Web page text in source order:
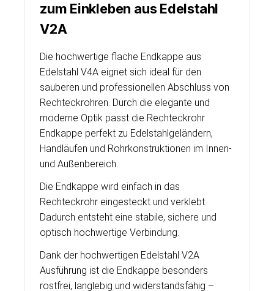
zum Einkleben aus Edelstahl
V2A
Die hochwertige flache Endkappe aus
Edelstahl V4A eignet sich ideal für den
sauberen und professionellen Abschluss von
Rechteckrohren. Durch die elegante und
moderne Optik passt die Rechteckrohr
Endkappe perfekt zu Edelstahlgeländern,
Handläufen und Rohrkonstruktionen im Innen-
und Außenbereich.
Die Endkappe wird einfach in das
Rechteckrohr eingesteckt und verklebt.
Dadurch entsteht eine stabile, sichere und
optisch hochwertige Verbindung.
Dank der hochwertigen Edelstahl V2A
Ausführung ist die Endkappe besonders
rostfrei, langlebig und widerstandsfähig –